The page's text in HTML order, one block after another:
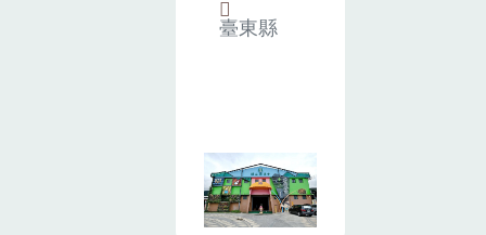
臺東縣